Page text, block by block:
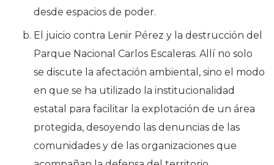
desde espacios de poder.
El juicio contra Lenir Pérez y la destrucción del
Parque Nacional Carlos Escaleras. Allí no solo
se discute la afectación ambiental, sino el modo
en que se ha utilizado la institucionalidad
estatal para facilitar la explotación de un área
protegida, desoyendo las denuncias de las
comunidades y de las organizaciones que